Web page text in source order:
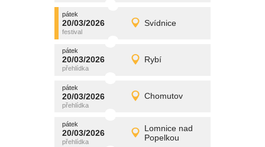
pátek
20/03/2026 Svídnice
pátek
20/03/2026 Detail
promítání
pátek
20/03/2026 Rybí
pátek
20/03/2026 Detail
promítání
pátek
20/03/2026 Chomutov
pátek
20/03/2026 Detail
promítání
pátek
20/03/2026
Lomnice nad
Popelkou
pátek
20/03/2026 Detail
promítání